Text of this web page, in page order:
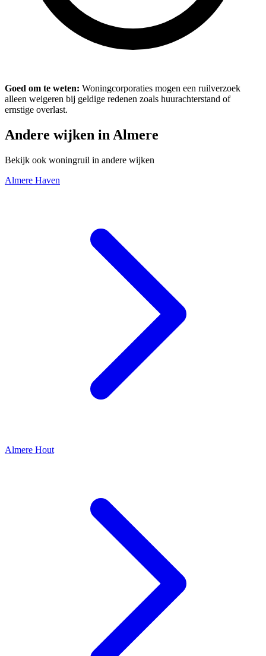
Goed om te weten: Woningcorporaties mogen een ruilverzoek
alleen weigeren bij geldige redenen zoals huurachterstand of
ernstige overlast.
Andere wijken in Almere
Bekijk ook woningruil in andere wijken
Almere Haven
Almere Hout